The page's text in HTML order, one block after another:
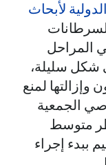
لأبحاث
المراحل
شكل سليلة،
وإزالتها لمنع
الجمعية
متوسط
ببدء إجراء